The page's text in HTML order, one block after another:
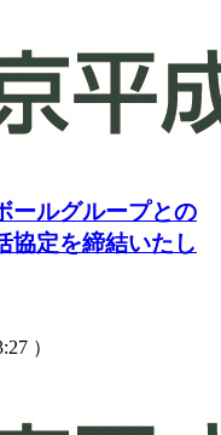
ールグループとの
協定を締結いたし
）